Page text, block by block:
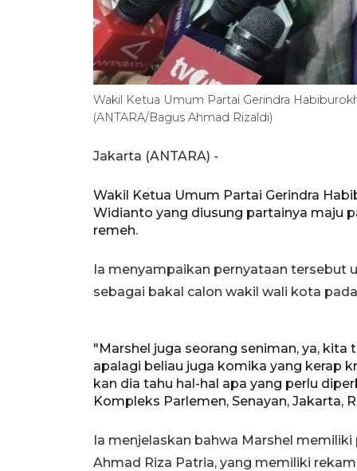
Wakil Ketua Umum Partai Gerindra
(ANTARA/Bagus Ahmad Rizaldi)
Jakarta (ANTARA) -
Wakil Ketua Umum Partai Gerindra
Widianto yang diusung partainya maju
remeh.
Ia menyampaikan pernyataan tersebut
sebagai bakal calon wakil wali kota
"Marshel juga seorang seniman, ya,
apalagi beliau juga komika yang kerap
kan dia tahu hal-hal apa yang perlu
Kompleks Parlemen, Senayan, Jakarta,
Ia menjelaskan bahwa Marshel
Ahmad Riza Patria, yang memiliki